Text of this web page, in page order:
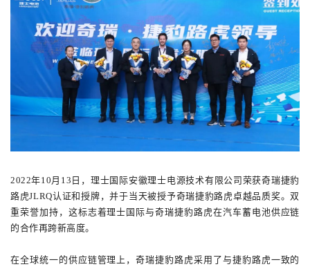
2022年10月13日，理士国际安徽理士电源技术有限公司荣获奇瑞捷豹
路虎JLRQ认证和授牌，并于当天被授予奇瑞捷豹路虎卓越品质奖。双
重荣誉加持，这标志着理士国际与奇瑞捷豹路虎在汽车蓄电池供应链
的合作再跨新高度。
在全球统一的供应链管理上，奇瑞捷豹路虎采用了与捷豹路虎一致的